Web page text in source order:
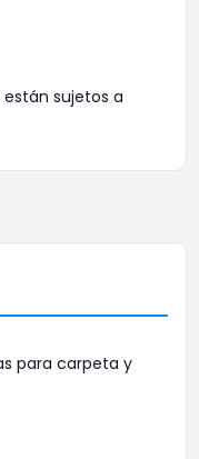
sujetos a
para carpeta y